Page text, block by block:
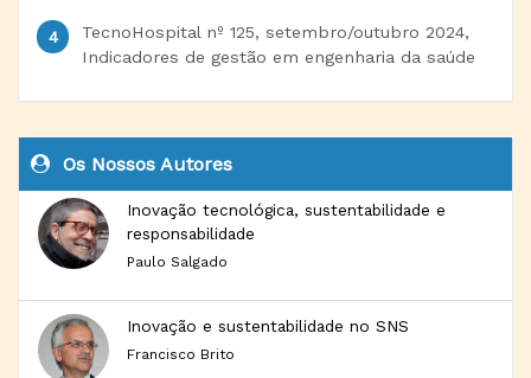
TecnoHospital nº 125, setembro/outubro 2024,
Indicadores de gestão em engenharia da saúde
Os Nossos Autores
Inovação tecnológica, sustentabilidade e
responsabilidade
Paulo Salgado
Inovação e sustentabilidade no SNS
Francisco Brito